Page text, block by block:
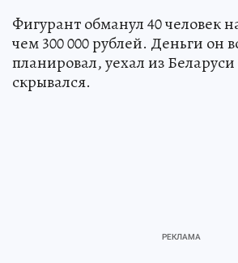
Фигурант обманул 40 человек
чем 300 000 рублей. Деньги он
планировал, уехал из
скрывался.